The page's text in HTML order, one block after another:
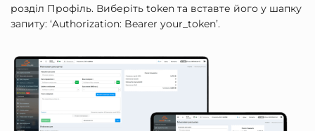
розділ Профіль. Виберіть token та вставте його у шапку
запиту: ‘Authorization: Bearer your_token’.